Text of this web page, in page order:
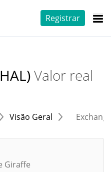
Registrar
Valor real
Visão Geral
Giraffe